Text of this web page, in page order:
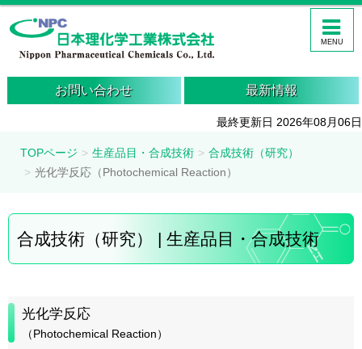
お問い合わせ 最新情報
最終更新日 2026年08月06日
TOPページ 生産品目・合成技術
合成技術（研究）
光化学反応（Photochemical Reaction）
合成技術（研究） | 生産品目・合成技術
光化学反応
（Photochemical Reaction）
MENU